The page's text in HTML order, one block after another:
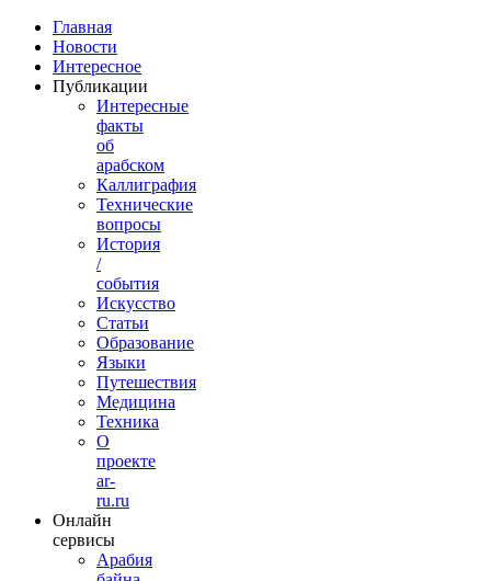
Главная
Новости
Интересное
Публикации
Интересные
факты
об
арабском
Каллиграфия
Технические
вопросы
История
/
события
Искусство
Статьи
Образование
Языки
Путешествия
Медицина
Техника
О
проекте
ar-
ru.ru
Онлайн
сервисы
Арабия